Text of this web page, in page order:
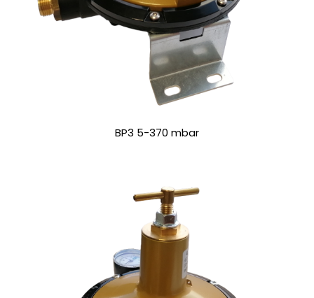
BP3 5-370 mbar